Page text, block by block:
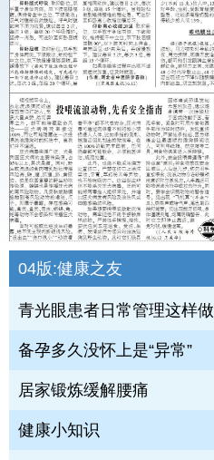
04版:健康之友
青光眼患者日常管理这样做
备孕多久没怀上是“异常”
居家锻炼缓解腰痛
健康小知识